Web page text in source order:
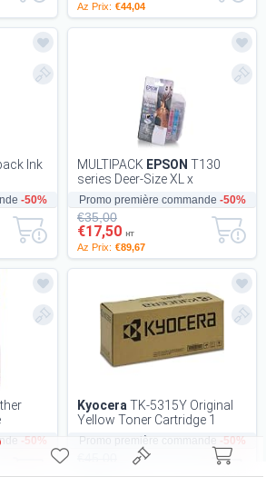
Az Prix: €44,04
-50%
Ink
Promo première commande -50%
MULTIPACK EPSON T130
series Deer-Size XL x
BX625FWD WF-7015 WF-
7515 WF-7525 WF-3510DW
WF-3...
€35,00
€17,50 HT
Az Prix: €89,67
-50% Promo première commande -50%
Kyocera TK-5315Y Original
Yellow Toner Cartridge 1
Piece
€22,50HT